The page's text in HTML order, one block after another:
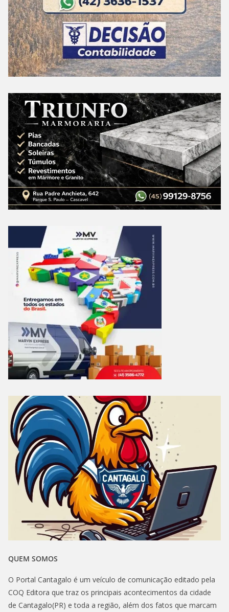
QUEM SOMOS
O Portal Cantagalo é um veículo de comunicação editado pela
COQ Editora que traz os principais acontecimentos da cidade
de Cantagalo(PR) e toda a região, além dos fatos que marcam